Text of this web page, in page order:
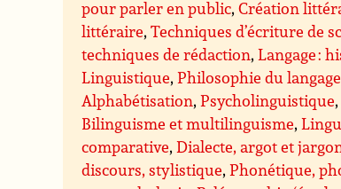
pour parler en public,Création
littéraire,Techniques d’écriture de
techniques de rédaction,Langage :
Linguistique,Philosophie du langage
Alphabétisation,Psycholinguistique
Bilinguisme et multilinguisme,
comparative,Dialecte, argot et
discours, stylistique,Phonétique,